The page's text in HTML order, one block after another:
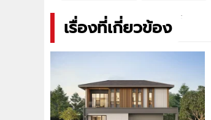
เรื่องที่เกี่ยวข้อง